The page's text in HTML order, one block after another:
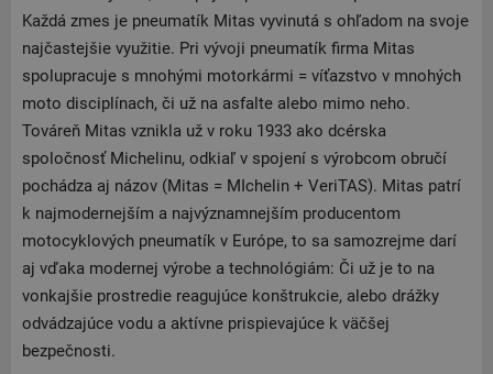
Každá zmes je pneumatík Mitas vyvinutá s ohľadom na svoje
najčastejšie využitie. Pri vývoji pneumatík firma Mitas
spolupracuje s mnohými motorkármi = víťazstvo v mnohých
moto disciplínach, či už na asfalte alebo mimo neho.
Továreň Mitas vznikla už v roku 1933 ako dcérska
spoločnosť Michelinu, odkiaľ v spojení s výrobcom obručí
pochádza aj názov (Mitas = MIchelin + VeriTAS). Mitas patrí
k najmodernejším a najvýznamnejším producentom
motocyklových pneumatík v Európe, to sa samozrejme darí
aj vďaka modernej výrobe a technológiám: Či už je to na
vonkajšie prostredie reagujúce konštrukcie, alebo drážky
odvádzajúce vodu a aktívne prispievajúce k väčšej
bezpečnosti.